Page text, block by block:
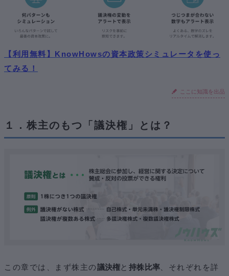
【利用無料】KnowHowsの資本政策シミュレータを使っ
てみる！
ここに知識を出品
１．株主のもつ「議決権」とは？
この章では、まず株主の議決権と 持株比率 、それぞれを詳